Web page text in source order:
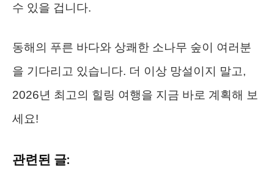
수 있을 겁니다.
동해의 푸른 바다와 상쾌한 소나무 숲이 여러분
을 기다리고 있습니다. 더 이상 망설이지 말고,
2026년 최고의 힐링 여행을 지금 바로 계획해 보
세요!
관련된 글: